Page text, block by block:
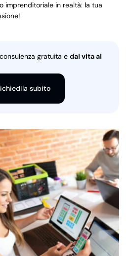
imprenditoriale in realtà: la tua
gratuita e dai vita al
subito